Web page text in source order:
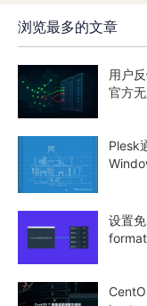
浏览最多的文章
用户
官方
Plesk
设置
format